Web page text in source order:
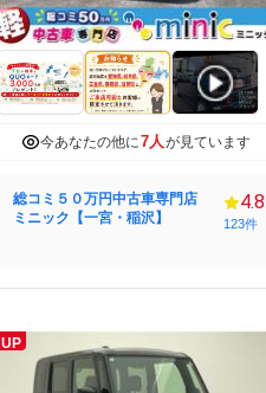
今あなたの他に7人が見ています
総コミ５０万円中古車専門店
ミニック【一宮・稲沢】
4.8
123件
UP